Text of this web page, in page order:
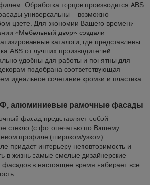
Обработка торцов производится ABS
универсальны – возможно
цвете. Для экономии Вашего времени
«Мебельный двор» создали
каталоги, где представлены
ABS от лучших производителей.
удобны для работы и понятны для
подобрана соответствующая
идеальное сочетание кромки и пластика.
алюминиевые рамочные фасады
фасад представляет собой
стекло (с фотопечатью по Вашему
профиле (широком/узком).
придает интерьеру неповторимость и
в жизнь самые смелые дизайнерские
фасадов в настоящее время набирает все